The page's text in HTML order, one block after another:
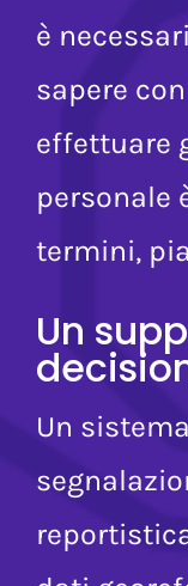
e nel
è
sapere
effettuare
personale
Un
Un